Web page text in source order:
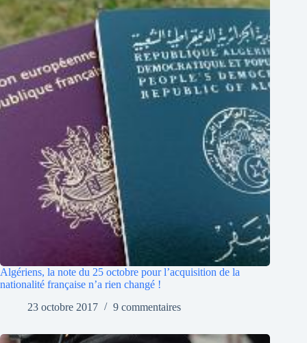
Algériens, la note du 25 octobre pour l’acquisition de la
nationalité française n’a rien changé !
23 octobre 2017
9 commentaires